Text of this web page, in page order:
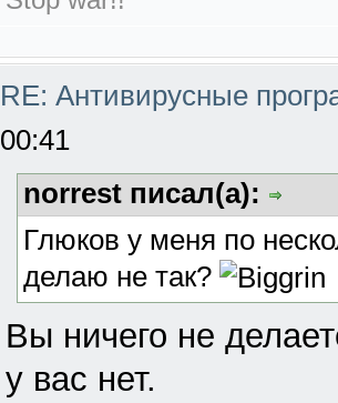
RE: Антивирусные
00:41
norrest писал(а):
Глюков у меня по
делаю не так?
Вы ничего не
у вас нет.